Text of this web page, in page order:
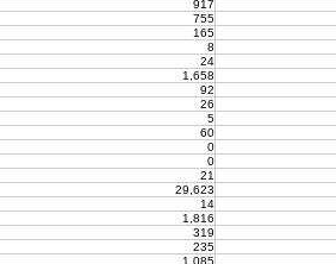
917
755
165
8
24
1,658
92
26
5
60
0
0
21
29,623
14
1,816
319
235
1,085